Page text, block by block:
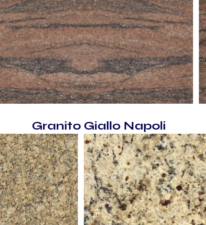
Granito Giallo Napoli